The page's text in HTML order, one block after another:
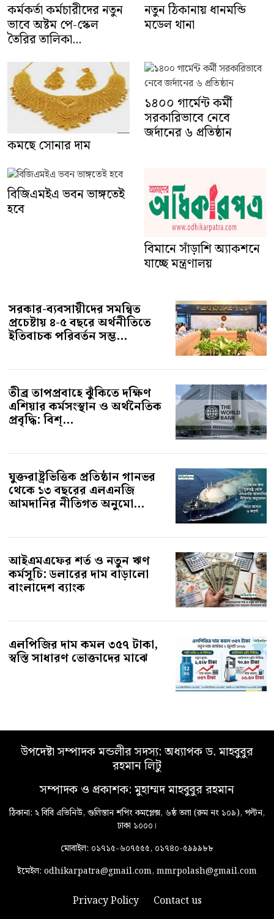
কর্মকর্তা কর্মচারীদের নতুন
ভাবে অষ্টম পে-স্কেল
তৈরির তালিকা...
নতুন ঠিকানায় ধানমন্ডি
মডেল থানা
কমছে সোনার দাম
১৪০০ গার্মেন্ট কর্মী
সরকারিভাবে নেবে
জর্দানের ৬ প্রতিষ্ঠান
বিজিএমইএ ভবন ভাঙ্গতেই
হবে বিমানে সাঁড়াশি অ্যাকশনে
যাচ্ছে মন্ত্রণালয়
এশিয়ার কর্মসংস্থান ও অর্থনৈতিক
থেকে ১৩ বছরের এলএনজি
কর্মসূচি: ডলারের দাম বাড়ালো
বাংলাদেশ ব্যাংক
স্বস্তি সাধারণ ভোক্তাদের মাঝে
রহমান লিটু
সম্পাদক ও প্রকাশক: মুহাম্মদ মাহবুবুর রহমান
ঠিকানা: ২ বিবি এভিনিউ, গুলিস্তান শপিং কমপ্লেক্স, ৬ষ্ঠ তলা (রুম নং ১০৯), পল্টন,
ঢাকা ১০০০।
মোবাইল: ০১৭১৫-৬০৭৫৫৫, ০১৭৪০-৫৯৯৯৮৮
ইমেইল: odhikarpatra@gmail.com, mmrpolash@gmail.com
© ২০২৬odhikarpatra| সর্বস্বত্ব স্বত্বাধিকার সংরক্ষিত